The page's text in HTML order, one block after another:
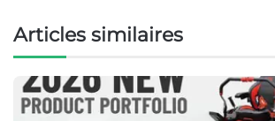
Articles similaires